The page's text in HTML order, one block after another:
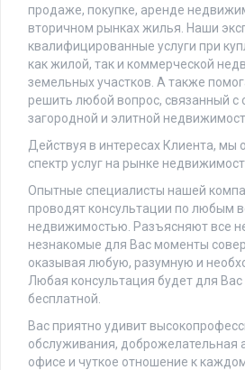
продаже, покупке, аренде
вторичном рынках жилья. Наши
квалифицированные услуги при
как жилой, так и коммерческой
земельных участков. А также
решить любой вопрос, связанный с
загородной и элитной
Действуя в интересах Клиента, мы
спектр услуг на рынке
Опытные специалисты нашей
проводят консультации по любым
недвижимостью. Разъясняют все
незнакомые для Вас моменты
оказывая любую, разумную и
Любая консультация будет для
бесплатной.
Вас приятно удивит
обслуживания,
офисе и чуткое отношение к